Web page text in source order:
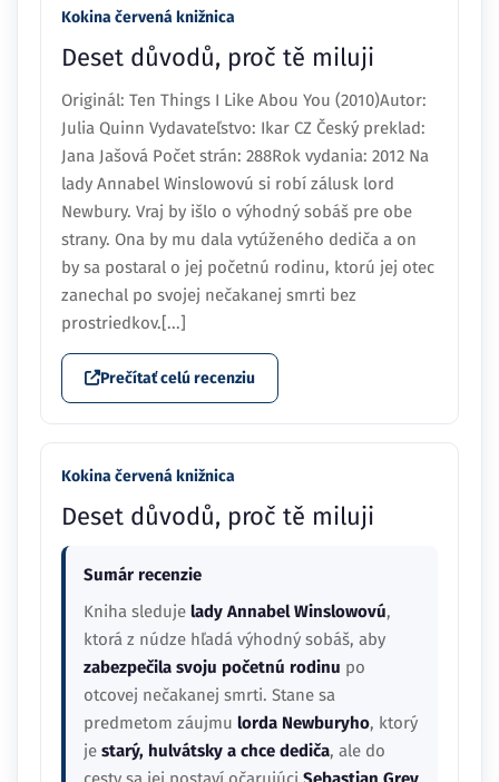
Kokina červená knižnica
Deset důvodů, proč tě miluji
Originál: Ten Things I Like Abou You (2010)Autor:
Julia Quinn Vydavateľstvo: Ikar CZ Český preklad:
Jana Jašová Počet strán: 288Rok vydania: 2012 Na
lady Annabel Winslowovú si robí zálusk lord
Newbury. Vraj by išlo o výhodný sobáš pre obe
strany. Ona by mu dala vytúženého dediča a on
by sa postaral o jej početnú rodinu, ktorú jej otec
zanechal po svojej nečakanej smrti bez
prostriedkov.[...]
Prečítať celú recenziu
Kokina červená knižnica
Deset důvodů, proč tě miluji
Sumár recenzie
Kniha sleduje lady Annabel Winslowovú,
ktorá z núdze hľadá výhodný sobáš, aby
zabezpečila svoju početnú rodinu po
otcovej nečakanej smrti. Stane sa
predmetom záujmu lorda Newburyho, ktorý
je starý, hulvátsky a chce dediča, ale do